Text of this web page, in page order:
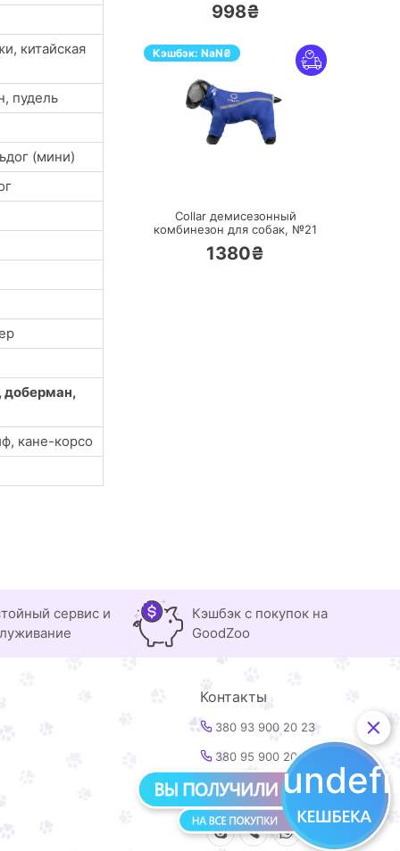
китайская
пудель
(мини)
доберман,
кане-корсо
998₴
Кэшбэк: NaN₴
Collar демисезонный
комбинезон для собак, №21
1380₴
сервис и
Кэшбэк с покупок на
GoodZoo
Контакты
380 93 900 20 23
380 95 900 20 23
info@goodzoo.com.ua